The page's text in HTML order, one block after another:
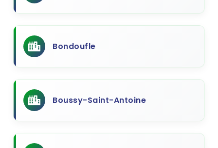
Bondoufle
Boussy-Saint-Antoine